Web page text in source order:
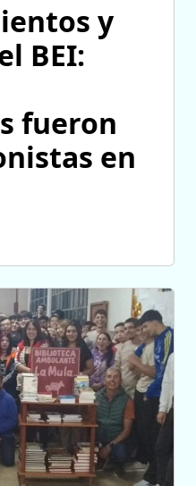
y
BEI:
fueron
en